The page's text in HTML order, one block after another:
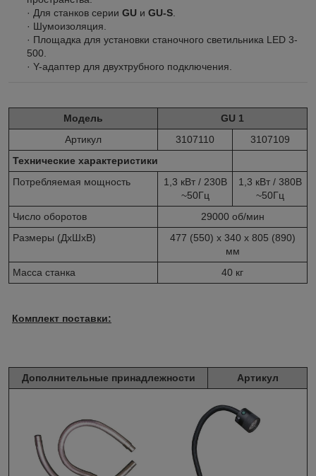
· Для станков серии GU и GU-S
· Шумоизоляция.
· Площадка для установки станочного светильника LED 3-
500.
· Y-адаптер для двухтрубного подключения.
Модель
GU 1
Артикул
3107110
3107109
Технические характеристики
Потребляемая мощность
1,3 кВт / 230В
~50Гц
1,3 кВт / 380В
~50Гц
Число оборотов
29000 об/мин
Размеры (ДxШxВ)
477 (550) x 340 x 805 (890)
мм
Масса станка
40 кг
Комплект поставки:
Дополнительные принадлежности Артикул